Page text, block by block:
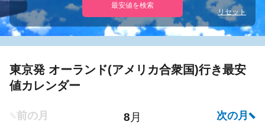
最安値を検索
リセット
東京発 オーランド(アメリカ合衆国)行き最安
値カレンダー